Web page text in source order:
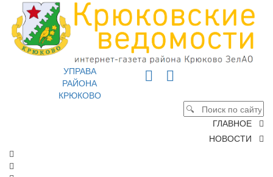
УПРАВА
РАЙОНА
КРЮКОВО
ГЛАВНОЕ
НОВОСТИ